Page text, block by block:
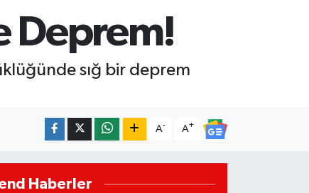
Deprem!
sığ bir deprem
A- A+
Haberler